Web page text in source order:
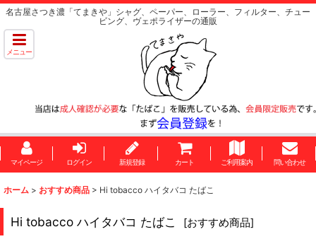
名古屋さつき濃「てまきや」シャグ、ペーパー、ローラー、フィルター、チュー
ビング、ヴェポライザーの通販
メニュー
マイページ ログイン 新規登録 カート ご利用案内 問い合わせ
ホーム > おすすめ商品 > Hi tobacco ハイタバコ たばこ
Hi tobacco ハイタバコ たばこ [おすすめ商品]